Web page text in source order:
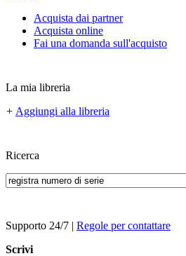
Acquista dai partner
Acquista online
Fai una domanda sull'acquisto
La mia libreria
+ Aggiungi alla libreria
Ricerca
Supporto 24/7 | Regole per contattare
Scrivi